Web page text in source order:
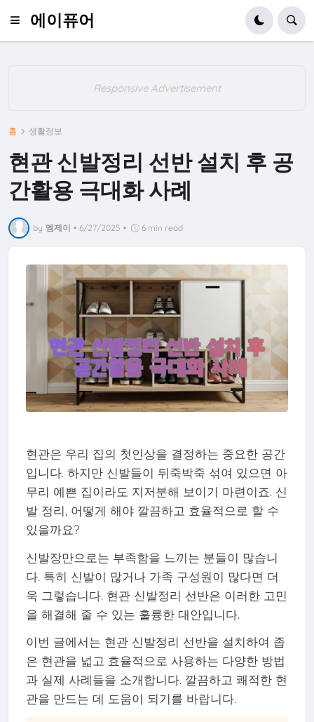
에이퓨어
Responsive Advertisement
홈 생활정보
현관 신발정리 선반 설치 후 공
간활용 극대화 사례
by 엠제이 • 6/27/2025 • 6 min read
현관은 우리 집의 첫인상을 결정하는 중요한 공간
입니다. 하지만 신발들이 뒤죽박죽 섞여 있으면 아
무리 예쁜 집이라도 지저분해 보이기 마련이죠. 신
발 정리, 어떻게 해야 깔끔하고 효율적으로 할 수
있을까요?
신발장만으로는 부족함을 느끼는 분들이 많습니
다. 특히 신발이 많거나 가족 구성원이 많다면 더
욱 그렇습니다. 현관 신발정리 선반은 이러한 고민
을 해결해 줄 수 있는 훌륭한 대안입니다.
이번 글에서는 현관 신발정리 선반을 설치하여 좁
은 현관을 넓고 효율적으로 사용하는 다양한 방법
과 실제 사례들을 소개합니다. 깔끔하고 쾌적한 현
관을 만드는 데 도움이 되기를 바랍니다.